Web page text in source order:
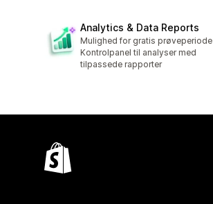
Analytics & Data Reports
Mulighed for gratis prøveperiode
Kontrolpanel til analyser med
tilpassede rapporter